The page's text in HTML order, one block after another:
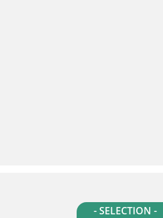
- SELECTION -